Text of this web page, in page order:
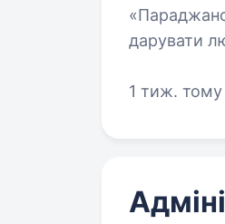
дарувати
1 тиж. тому